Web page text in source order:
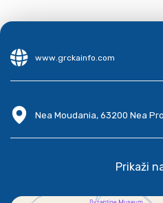
www.grckainfo.com
Nea Moudania, 63200 Nea
Prikaži